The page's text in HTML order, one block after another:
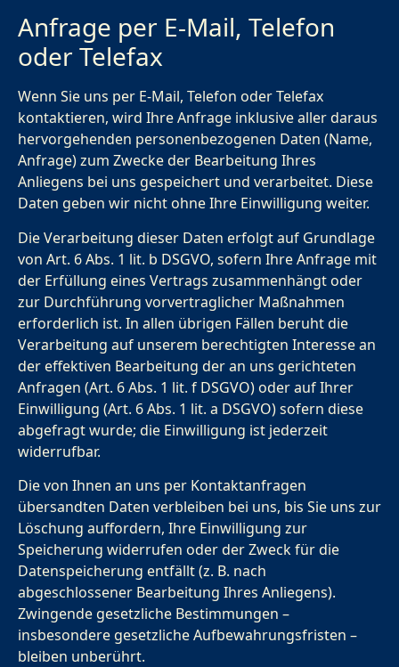
Anfrage per E-Mail, Telefon
oder Telefax
Wenn Sie uns per E-Mail, Telefon oder Telefax
kontaktieren, wird Ihre Anfrage inklusive aller daraus
hervorgehenden personenbezogenen Daten (Name,
Anfrage) zum Zwecke der Bearbeitung Ihres
Anliegens bei uns gespeichert und verarbeitet. Diese
Daten geben wir nicht ohne Ihre Einwilligung weiter.
Die Verarbeitung dieser Daten erfolgt auf Grundlage
von Art. 6 Abs. 1 lit. b DSGVO, sofern Ihre Anfrage mit
der Erfüllung eines Vertrags zusammenhängt oder
zur Durchführung vorvertraglicher Maßnahmen
erforderlich ist. In allen übrigen Fällen beruht die
Verarbeitung auf unserem berechtigten Interesse an
der effektiven Bearbeitung der an uns gerichteten
Anfragen (Art. 6 Abs. 1 lit. f DSGVO) oder auf Ihrer
Einwilligung (Art. 6 Abs. 1 lit. a DSGVO) sofern diese
abgefragt wurde; die Einwilligung ist jederzeit
widerrufbar.
Die von Ihnen an uns per Kontaktanfragen
übersandten Daten verbleiben bei uns, bis Sie uns zur
Löschung auffordern, Ihre Einwilligung zur
Speicherung widerrufen oder der Zweck für die
Datenspeicherung entfällt (z. B. nach
abgeschlossener Bearbeitung Ihres Anliegens).
Zwingende gesetzliche Bestimmungen –
insbesondere gesetzliche Aufbewahrungsfristen –
bleiben unberührt.